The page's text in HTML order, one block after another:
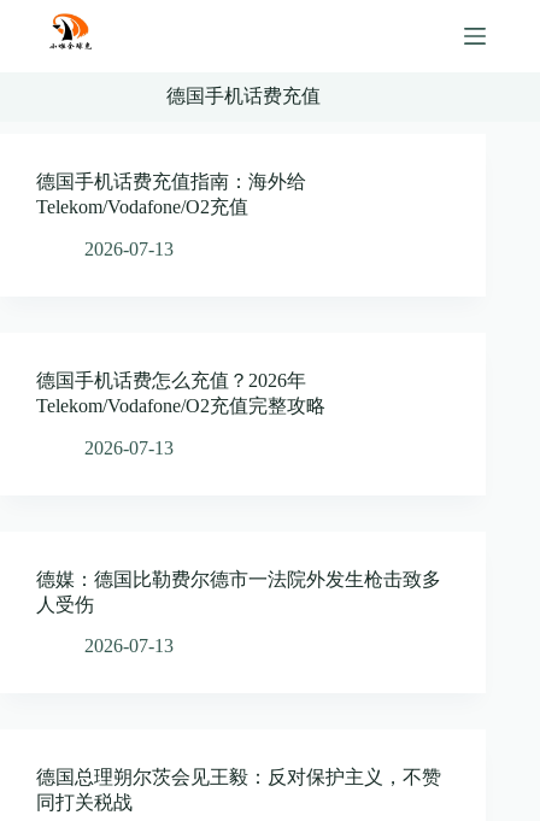
content
德国手机话费充值
德国手机话费充值指南：海外给
Telekom/Vodafone/O2充值
2026-07-13
德国手机话费怎么充值？2026年
Telekom/Vodafone/O2充值完整攻略
2026-07-13
德媒：德国比勒费尔德市一法院外发生枪击致多
人受伤
2026-07-13
德国总理朔尔茨会见王毅：反对保护主义，不赞
同打关税战